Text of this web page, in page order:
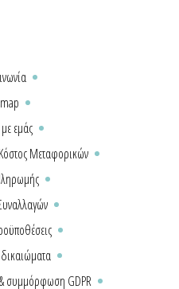
εμάς
Μεταφορικών
συμμόρφωση GDPR